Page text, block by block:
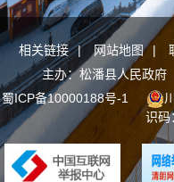
相关链接 | 网站地图 |
主办：松潘县人民政
蜀ICP备10000188号-1
识码